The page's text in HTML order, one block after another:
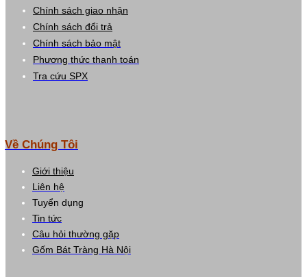
Chính sách giao nhận
Chính sách đổi trả
Chính sách bảo mật
Phương thức thanh toán
Tra cứu SPX
Về Chúng Tôi
Giới thiệu
Liên hệ
Tuyển dụng
Tin tức
Câu hỏi thường gặp
Gốm Bát Tràng Hà Nội